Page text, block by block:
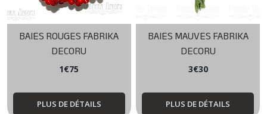
BAIES ROUGES FABRIKA
DECORU
1€75
PLUS DE DÉTAILS
BAIES MAUVES FABRIKA
DECORU
3€30
PLUS DE DÉTAILS